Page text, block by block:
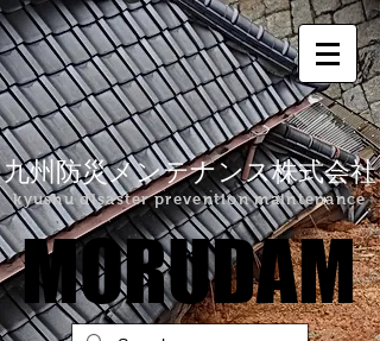
九州防災メンテナンス株式会社
kyushu disaster prevention maintenance
MORUDAM
MORUDAM